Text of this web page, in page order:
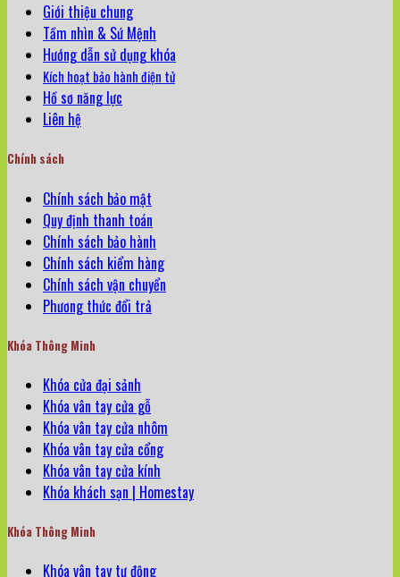
Giới thiệu chung
Tầm nhìn & Sứ Mệnh
Hướng dẫn sử dụng khóa
Kích hoạt bảo hành điện tử
Hồ sơ năng lực
Liên hệ
Chính sách
Chính sách bảo mật
Quy định thanh toán
Chính sách bảo hành
Chính sách kiểm hàng
Chính sách vận chuyển
Phương thức đổi trả
Khóa Thông Minh
Khóa cửa đại sảnh
Khóa vân tay cửa gỗ
Khóa vân tay cửa nhôm
Khóa vân tay cửa cổng
Khóa vân tay cửa kính
Khóa khách sạn | Homestay
Khóa Thông Minh
Khóa vân tay tự động